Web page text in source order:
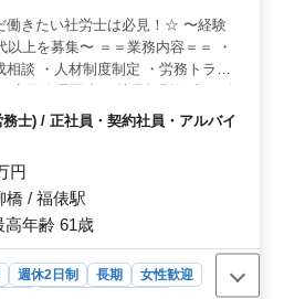
働きたい社労士は必見！☆ 〜経験
以上を募集〜 ＝＝業務内容＝＝ ・
相談 ・人材制度制定 ・労務トラブ
連 ・社会保険の手続業務関連 ・労
険手続業務 ・助成金業務 ・年金相
休暇、有給休暇あり ・社会保
週休2日制（土、日） ・交通費→
お気軽にご応募下さい！！
士) / 正社員・契約社員・アルバイ
円
橋 / 福俵駅
高年齢 61歳
週休2日制 長期
女性歓迎